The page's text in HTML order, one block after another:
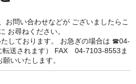
お問い合わせなどが ございましたらこ
お尋ねください。
しております。 お急ぎの場合は ☎04-
転送されます） FAX 04-7103-8553ま
願いいたします。